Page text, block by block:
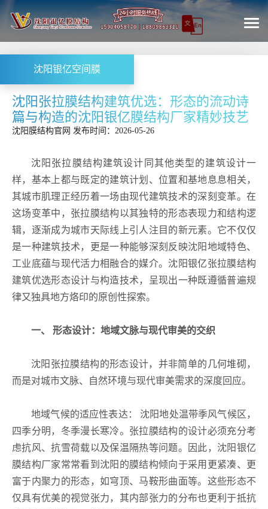
沈阳银亿空间膜
沈阳张拉膜结构建筑优选：形态的流动诗
篇与构造的沈阳银亿膜结构厂家精妙技艺
沈阳膜结构官网 发布时间：2026-05-26
沈阳张拉膜结构建筑设计同其他类型的建筑设计一
样，基本上都与既定的建筑计划、位置和基地息息相关，
其城市肌理正经历着一场由现代建筑技术的深刻变革。在
这场变革中，张拉膜结构以其独特的形态表现力和结构逻
辑，逐渐成为城市天际线上引人注目的新元素。它不仅仅
是一种建筑技术，更是一种能够深刻反映沈阳地域特色、
工业底蕴与现代活力相融合的媒介。沈阳银亿张拉膜结构
建筑优选形态设计与构造技术，呈现出一种既遵循普遍规
律又独具地方烙印的原创性探索。
一、 形态设计：地域文脉与现代审美的交织
沈阳张拉膜结构的形态设计，并非简单的几何堆砌，
而是对城市文脉、自然环境与现代审美需求的深度回应。
地域气候的适应性表达： 沈阳地处温带季风气候区，
四季分明，冬季漫长寒冷。张拉膜结构的设计必须充分考
虑抗风、抗雪荷载以及保温隔热等问题。因此，沈阳银亿
膜结构厂家常常看到沈阳的膜结构倾向于采用更紧凑、更
富于内聚力的形态，如穹顶、马鞍形曲面等。这些形态不
仅具有优美的视觉张力，其内部张力的分布也更利于抵抗